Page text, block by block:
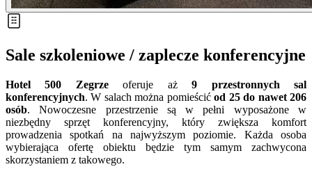
Sale szkoleniowe / zaplecze konferencyjne
Hotel 500 Zegrzeoferuje aż9 przestronnych sal
konferencyjnych. W salach można pomieścićod 25 do nawet 206
osób. Nowoczesne przestrzenie są w pełni wyposażone w
niezbędny sprzęt konferencyjny, który zwiększa komfort
prowadzenia spotkań na najwyższym poziomie. Każda osoba
wybierająca ofertę obiektu będzie tym samym zachwycona
skorzystaniem z takowego.